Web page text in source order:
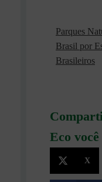
Parques
Brasil por
Brasileiros
Eco
X